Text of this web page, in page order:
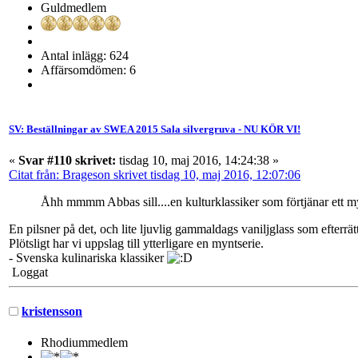
Guldmedlem
Antal inlägg: 624
Affärsomdömen: 6
SV: Beställningar av SWEA 2015 Sala silvergruva - NU KÖR VI!
« Svar #110 skrivet: tisdag 10, maj 2016, 14:24:38 »
Citat från: Brageson skrivet tisdag 10, maj 2016, 12:07:06
Åhh mmmm Abbas sill....en kulturklassiker som förtjänar ett
En pilsner på det, och lite ljuvlig gammaldags vaniljglass som
Plötsligt har vi uppslag till ytterligare en myntserie.
- Svenska kulinariska klassiker
Loggat
kristensson
Rhodiummedlem